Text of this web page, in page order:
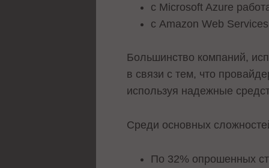
с Microsoft Azure
с Amazon Web
Большинство компаний,
в связи с тем, что
используя надежные
Среди основных
По 32% опрошенных